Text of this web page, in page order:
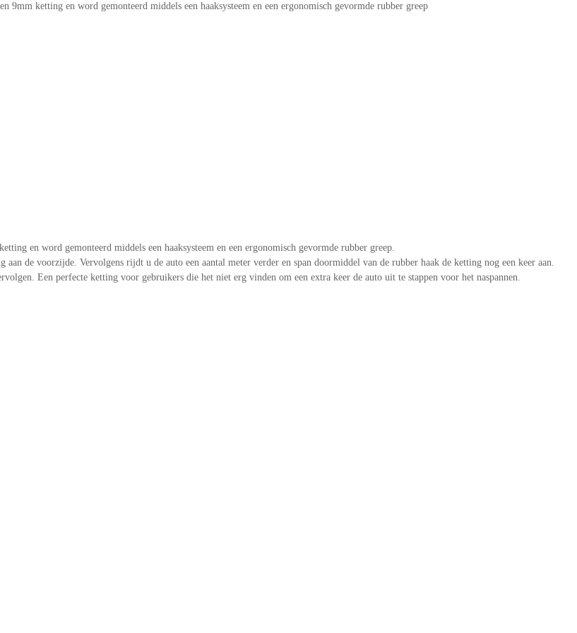
9mm ketting en word gemonteerd middels een haaksysteem en een ergonomisch gevormde rubber greep
en word gemonteerd middels een haaksysteem en een ergonomisch gevormde rubber greep.
de voorzijde. Vervolgens rijdt u de auto een aantal meter verder en span doormiddel van de rubber haak de ketting nog een keer aan.
Een perfecte ketting voor gebruikers die het niet erg vinden om een extra keer de auto uit te stappen voor het naspannen.